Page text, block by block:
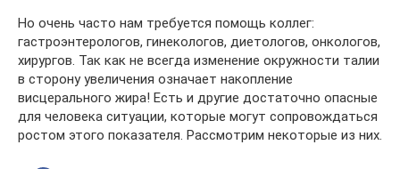
Но очень часто нам требуется помощь коллег:
гастроэнтерологов, гинекологов, диетологов, онкологов,
хирургов. Так как не всегда изменение окружности талии
в сторону увеличения означает накопление
висцерального жира! Есть и другие достаточно опасные
для человека ситуации, которые могут сопровождаться
ростом этого показателя. Рассмотрим некоторые из них.